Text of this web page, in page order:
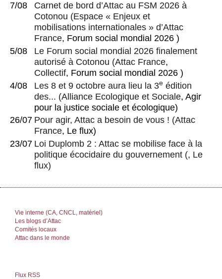
7/08
Carnet de bord d’Attac au FSM 2026 à
Cotonou (Espace « Enjeux et
mobilisations internationales » d’Attac
France, Forum social mondial 2026 )
5/08
Le Forum social mondial 2026 finalement
autorisé à Cotonou (Attac France,
Collectif, Forum social mondial 2026 )
4/08
Les 8 et 9 octobre aura lieu la 3e édition
des... (Alliance Ecologique et Sociale, Agir
pour la justice sociale et écologique)
26/07 Pour agir, Attac a besoin de vous ! (Attac
France, Le flux)
23/07 Loi Duplomb 2 : Attac se mobilise face à la
politique écocidaire du gouvernement (, Le
flux)
Vie interne (CA, CNCL, matériel)
Les blogs d’Attac
Comités locaux
Attac dans le monde
Flux RSS